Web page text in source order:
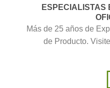
ESPECIALISTAS
Más de 25 años de
de Producto.